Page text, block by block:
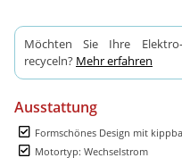
Möchten Sie Ihre
recyceln? Mehr erfahren
Ausstattung
Formschönes Design mit
Motortyp: Wechselstrom